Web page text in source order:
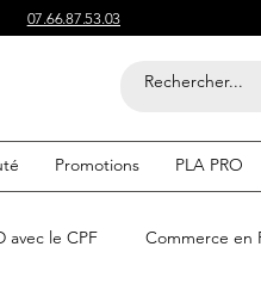
07.66.87.53.03
Promotions PLA PRO
avec le CPF Commerce en